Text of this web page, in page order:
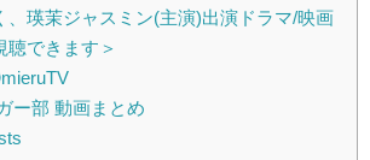
、瑛茉ジャスミン(主演)出演ドラマ/映画
聴できます＞
ー部 動画まとめ